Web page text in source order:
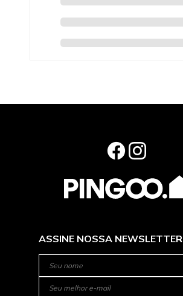
ASSINE NOSSA NEWSLETTER